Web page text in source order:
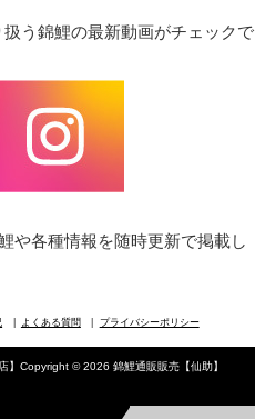
う錦鯉の最新動画がチェックで
や各種情報を随時更新で掲載し
よくある質問 プライバシーポリシー
】Copyright © 2026 錦鯉通販販売【仙助】